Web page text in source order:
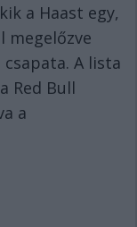
a Haast egy,
megelőzve
A lista
Red Bull
a